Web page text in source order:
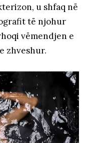
u shfaq në
të njohur
vëmendjen e
zhveshur.